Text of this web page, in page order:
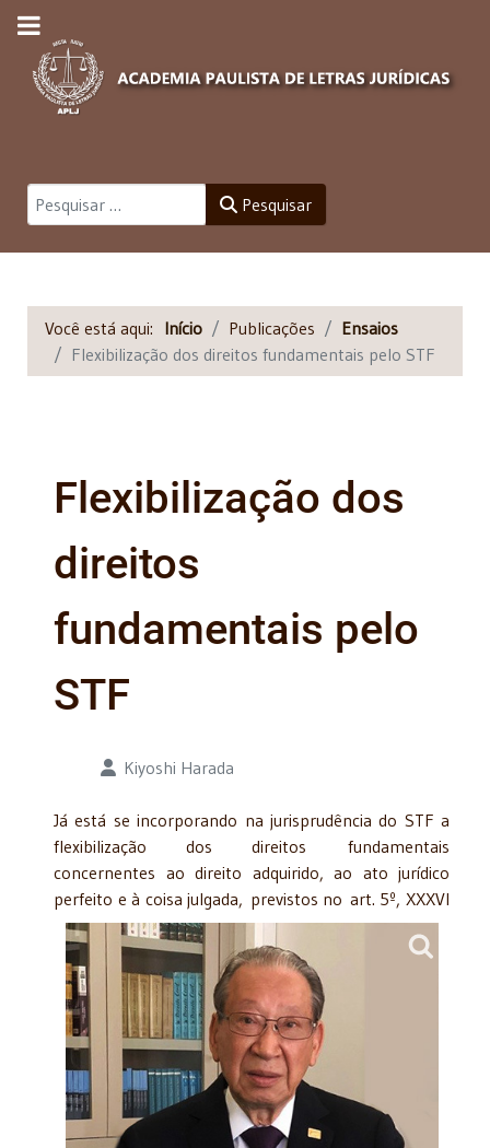
Pesquisar Pesquisar
Você está aqui: Início Publicações
Ensaios
Flexibilização dos direitos fundamentais pelo STF
Flexibilização dos
direitos
fundamentais pelo
STF
Detalhes Kiyoshi Harada
Já está se incorporando na jurisprudência do STF a
flexibilização dos direitos fundamentais
concernentes ao direito adquirido, ao ato jurídico
perfeito e à coisa julgada, previstos no art. 5º, XXXVI